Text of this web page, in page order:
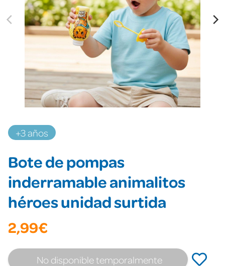
+3 años
Bote de pompas
inderramable animalitos
héroes unidad surtida
2,99€
No disponible temporalmente